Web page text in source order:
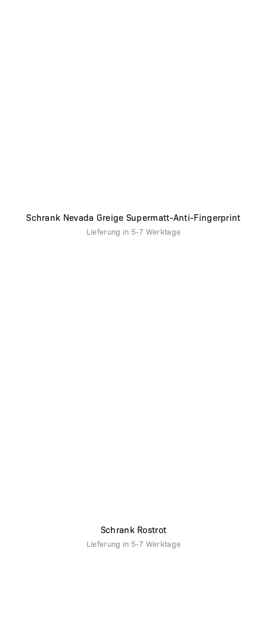
Schrank Nevada Greige Supermatt-Anti-Fingerprint
Lieferung in 5-7 Werktage
Schrank Rostrot
Lieferung in 5-7 Werktage